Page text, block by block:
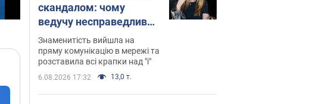
скандалом: чому
ведучу несправедливо
захейтили
Знаменитість вийшла на
пряму комунікацію в мережі та
розставила всі крапки над "і"
6.08.2026 17:32 13,0 т.